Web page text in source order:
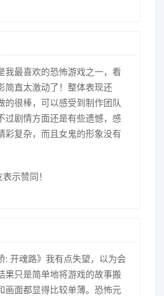
我最喜欢的恐怖游戏之一，看
简直太激动了！整体表现还
的很棒，可以感受到制作团队
过剧情方面还是有些遗憾，感
彩复杂，而且女鬼的形象没有
示赞同！
: 开魂路》我有点失望，以为会
果只是简单地将游戏的故事搬
画面都显得比较单薄。恐怖元